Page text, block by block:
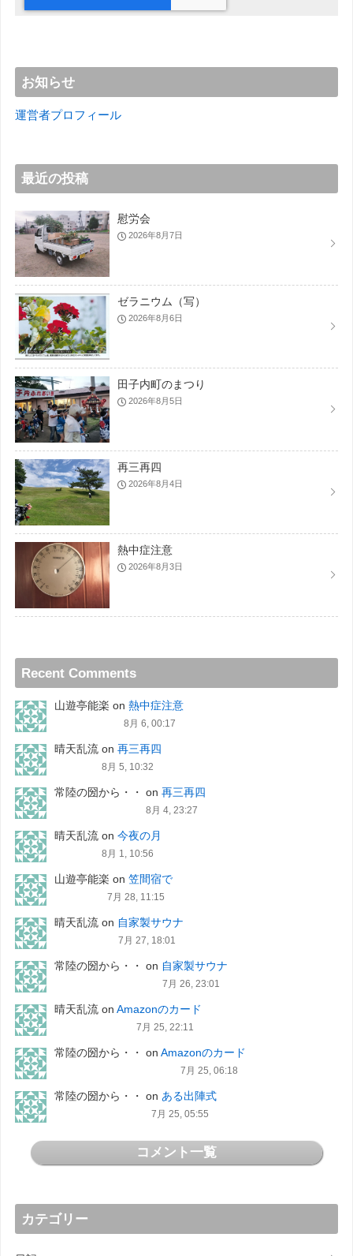
お知らせ
運営者プロフィール
最近の投稿
慰労会
2026年8月7日
ゼラニウム（写）
2026年8月6日
田子内町のまつり
2026年8月5日
再三再四
2026年8月4日
熱中症注意
2026年8月3日
Recent Comments
山遊亭能楽 on 熱中症注意
8月 6, 00:17
晴天乱流on 再三再四
8月 5, 10:32
常陸の圀から・・ on 再三再四
8月 4, 23:27
晴天乱流on 今夜の月
8月 1, 10:56
山遊亭能楽 on 笠間宿で
7月 28, 11:15
晴天乱流on 自家製サウナ
7月 27, 18:01
常陸の圀から・・ on 自家製サウナ
7月 26, 23:01
晴天乱流on Amazonのカード
7月 25, 22:11
常陸の圀から・・ on Amazonのカード
7月 25, 06:18
常陸の圀から・・ on ある出陣式
7月 25, 05:55
コメント一覧
カテゴリー